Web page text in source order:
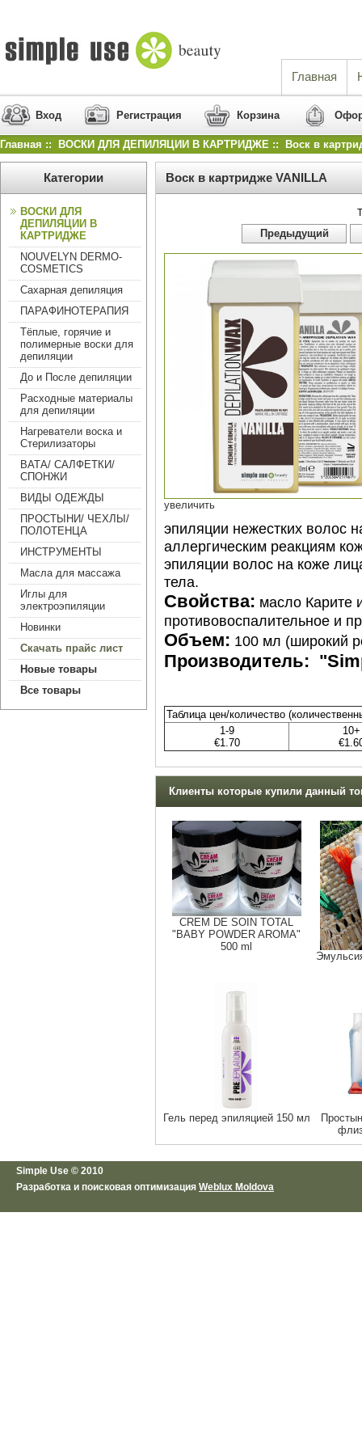
Главная
Вход Регистрация Корзина
Главная :: ВОСКИ ДЛЯ ДЕПИЛЯЦИИ В КАРТРИДЖЕ :: Воск в
Категории
ВОСКИ ДЛЯ
ДЕПИЛЯЦИИ В
КАРТРИДЖЕ
NOUVELYN DERMO-
COSMETICS
Сахарная депиляция
ПАРАФИНОТЕРАПИЯ
Тёплые, горячие и
полимерные воски для
депиляции
До и После депиляции
Расходные материалы
для депиляции
Нагреватели воска и
Стерилизаторы
ВАТА/ САЛФЕТКИ/
СПОНЖИ
ВИДЫ ОДЕЖДЫ
ПРОСТЫНИ/ ЧЕХЛЫ/
ПОЛОТЕНЦА
ИНСТРУМЕНТЫ
Масла для массажа
Иглы для
электроэпиляции
Новинки
Скачать прайс лист
Новые товары
Все товары
Воск в картридже VANILLA
Предыдущий
увеличить
эпиляции нежестких волос
аллергическим реакциям
эпиляции волос на коже
тела.
Свойства: масло Карите
противовоспалительное и
Объем: 100 мл (широкий
Производитель:
Таблица цен/количество
1-9
€1.70
10+
Клиенты которые купили данный
CREM DE SOIN TOTAL
"BABY POWDER AROMA"
500 ml
Гель перед эпиляцией 150 мл
Simple Use © 2010
Разработка и поисковая оптимизация Weblux Moldova